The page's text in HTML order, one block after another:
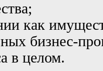
как
бизнес-
в целом.